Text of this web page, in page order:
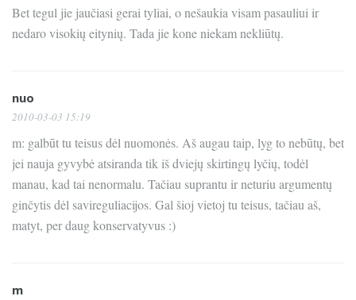
Bet tegul jie jaučiasi gerai tyliai, o nešaukia visam pasauliui ir
nedaro visokių eitynių. Tada jie kone niekam nekliūtų.
nuo
2010-03-03 15:19
m: galbūt tu teisus dėl nuomonės. Aš augau taip, lyg to nebūtų, bet
jei nauja gyvybė atsiranda tik iš dviejų skirtingų lyčių, todėl
manau, kad tai nenormalu. Tačiau suprantu ir neturiu argumentų
ginčytis dėl savireguliacijos. Gal šioj vietoj tu teisus, tačiau aš,
matyt, per daug konservatyvus :)
m